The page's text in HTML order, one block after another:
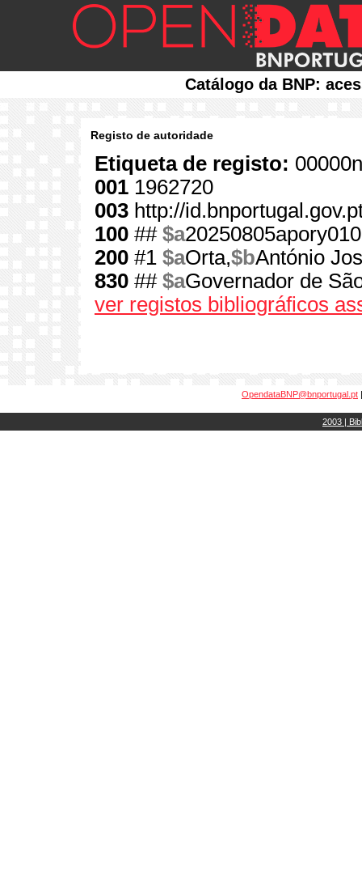
Catálogo da BNP:
Registo de autoridade
Etiqueta de registo:
001 1962720
003 http://
100 ## $a
200 #1 $aOrta,$bAntónio
830 ## $aGovernador de
ver registos bibliográficos
OpendataBNP@bnportugal.pt
2003 |